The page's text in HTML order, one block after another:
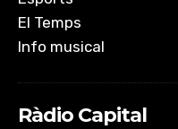
El Temps
Info musical
Ràdio Capital